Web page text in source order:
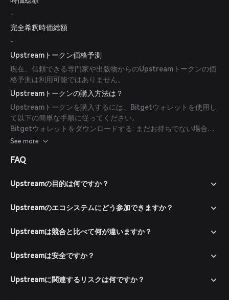
-
完全希釈時価総額
-
Upstreamトークン価格予測
現在、信頼できる専門家や出版物からのUpstreamトークンの価
格予測は利用可能ではありません。
Upstreamトークンの購入方法は？
Upstreamトークンを購入するには、Bitgetウォレットを使用し
て以下の簡単な手順に従ってください。
Bitgetウォレットをダウンロードする: まだお持ちでない場合
は、公式サイトやアプリストアからBitgetウォレットアプリをダ
アカウントを作成する: アプリを開き、画面の指示に従って新し
護してください。
を用いた支払い方法で暗号通貨を購入し、Bitgetウォレットに資
金を入金します。
ョンに進み、Upstreamトークンを検索して利用可能な取引ペア
注文を出す: 希望の取引ペア（例：Upstreamトークン/USDT）
後、Upstreamトークンがウォレットに追加されます。
See more
FAQ
Upstreamの目的は何ですか？
Upstreamのエコシステムにどう参加できますか？
Upstreamは競合と比べて何が違いますか？
Upstreamは安全ですか？
Upstreamに関連するリスクは何ですか？